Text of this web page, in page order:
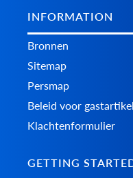
INFORMATION
Bronnen
Sitemap
Persmap
Beleid voor
Klachtenformulier
GETTING